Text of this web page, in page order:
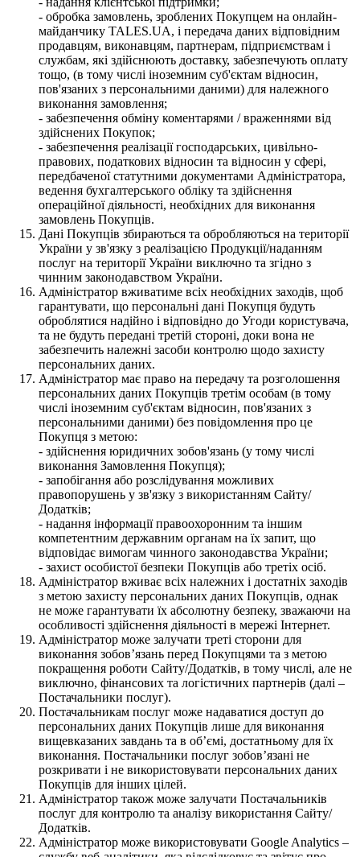
- обробка замовлень, зроблених Покупцем на онлайн-
майданчику TALES.UA, і передача даних відповідним
продавцям, виконавцям, партнерам, підприємствам і
службам, які здійснюють доставку, забезпечують оплату
тощо, (в тому числі іноземним суб'єктам відносин,
пов'язаних з персональними даними) для належного
виконання замовлення;
- забезпечення обміну коментарями / враженнями від
здійснених Покупок;
- забезпечення реалізації господарських, цивільно-
правових, податкових відносин та відносин у сфері,
передбаченої статутними документами Адміністратора,
ведення бухгалтерського обліку та здійснення
операційної діяльності, необхідних для виконання
замовлень Покупців.
Дані Покупців збираються та обробляються на території
України у зв'язку з реалізацією Продукції/наданням
послуг на території України виключно та згідно з
чинним законодавством України.
Адміністратор вживатиме всіх необхідних заходів, щоб
гарантувати, що персональні дані Покупця будуть
оброблятися надійно і відповідно до Угоди користувача,
та не будуть передані третій стороні, доки вона не
забезпечить належні засоби контролю щодо захисту
персональних даних.
Адміністратор має право на передачу та розголошення
персональних даних Покупців третім особам (в тому
числі іноземним суб'єктам відносин, пов'язаних з
персональними даними) без повідомлення про це
Покупця з метою:
- здійснення юридичних зобов'язань (у тому числі
виконання Замовлення Покупця);
- запобігання або розслідування можливих
правопорушень у зв'язку з використанням Сайту/
Додатків;
- надання інформації правоохоронним та іншим
компетентним державним органам на їх запит, що
відповідає вимогам чинного законодавства України;
- захист особистої безпеки Покупців або третіх осіб.
Адміністратор вживає всіх належних і достатніх заходів
з метою захисту персональних даних Покупців, однак
не може гарантувати їх абсолютну безпеку, зважаючи на
особливості здійснення діяльності в мережі Інтернет.
Адміністратор може залучати треті сторони для
виконання зобов’язань перед Покупцями та з метою
покращення роботи Сайту/Додатків, в тому числі, але не
виключно, фінансових та логістичних партнерів (далі –
Постачальники послуг).
Постачальникам послуг може надаватися доступ до
персональних даних Покупців лише для виконання
вищевказаних завдань та в об’ємі, достатньому для їх
виконання. Постачальники послуг зобов’язані не
розкривати і не використовувати персональних даних
Покупців для інших цілей.
Адміністратор також може залучати Постачальників
послуг для контролю та аналізу використання Сайту/
Додатків.
Адміністратор може використовувати Google Analytics –